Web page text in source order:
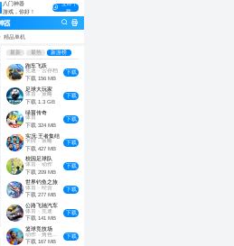
八门神器
游戏，你好！
立即下
载
精品单机
最新 最热 新游榜
跑车飞跃
竞速
· 云存档
下载156 MB
下载
足球大玩家
体育
· 策略
下载1.3 GB
下载
绿茵传奇
体育
下载324 MB
下载
实况:王者集结
卡牌
· 策略
下载427 MB
下载
校园足球队
体育
· 动作
下载209 MB
下载
世界钓鱼之旅
体育
· 经营
下载277 MB
下载
公路飞驰汽车
体育
· 竞速
下载141 MB
下载
篮球竞技场
动作
· 角色扮演
下载167 MB
下载